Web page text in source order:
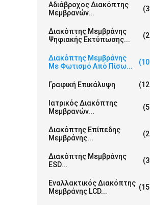
Αδιάβροχος Διακόπτης
Μεμβρανών...
Διακόπτης Μεμβράνης
Ψηφιακής Εκτύπωσης...
Διακόπτης Μεμβράνης
Με Φωτισμό Από Πίσω...
Γραφική Επικάλυψη
Ιατρικός Διακόπτης
Μεμβρανών...
Διακόπτης Επίπεδης
Μεμβράνης...
Διακόπτης Μεμβράνης
ESD...
Εναλλακτικός Διακόπτης
Μεμβράνης LCD...